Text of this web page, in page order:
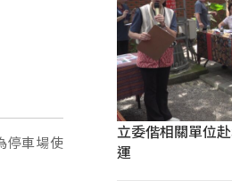
停車場使
立委偕相關單位
運